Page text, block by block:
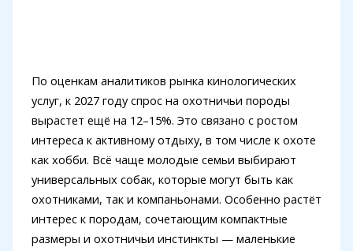
По оценкам аналитиков рынка кинологических
услуг, к 2027 году спрос на охотничьи породы
вырастет ещё на 12–15%. Это связано с ростом
интереса к активному отдыху, в том числе к охоте
как хобби. Всё чаще молодые семьи выбирают
универсальных собак, которые могут быть как
охотниками, так и компаньонами. Особенно растёт
интерес к породам, сочетающим компактные
размеры и охотничьи инстинкты — маленькие